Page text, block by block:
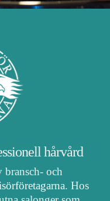
hårvård
bransch- och
. Hos